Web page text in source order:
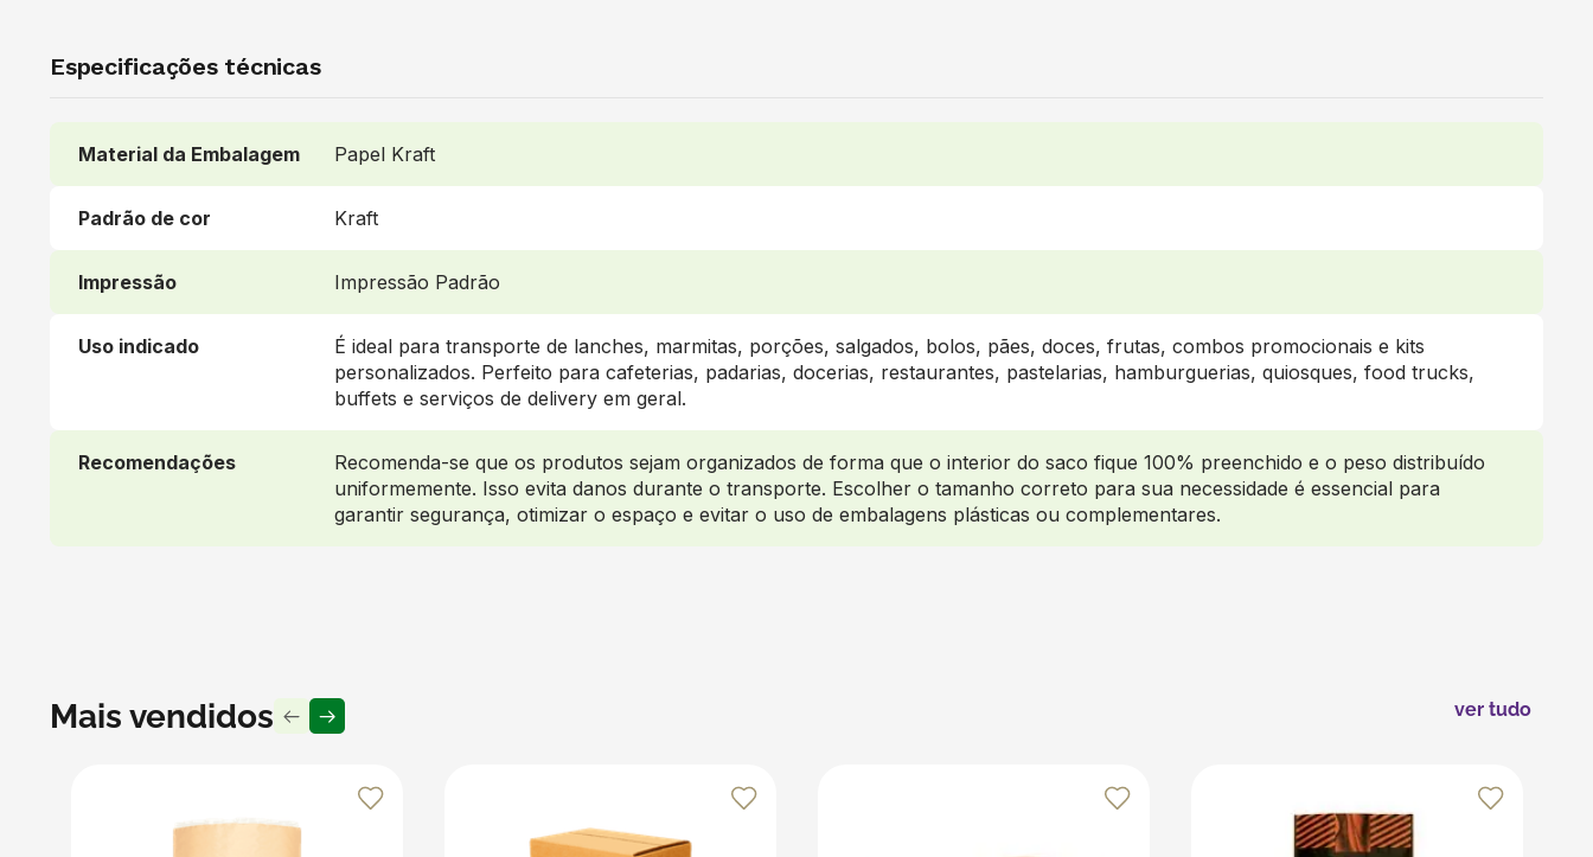
Especificações técnicas
Material da Embalagem Papel Kraft
Padrão de cor Kraft
Impressão Impressão Padrão
Uso indicado
É ideal para transporte de lanches, marmitas, porções, salgados, bolos, pães, doces, frutas, combos promocionais e kits
personalizados. Perfeito para cafeterias, padarias, docerias, restaurantes, pastelarias, hamburguerias, quiosques, food trucks,
buffets e serviços de delivery em geral.
Recomendações
Recomenda-se que os produtos sejam organizados de forma que o interior do saco fique 100% preenchido e o peso distribuído
uniformemente. Isso evita danos durante o transporte. Escolher o tamanho correto para sua necessidade é essencial para
garantir segurança, otimizar o espaço e evitar o uso de embalagens plásticas ou complementares.
Mais vendidos ver tudo